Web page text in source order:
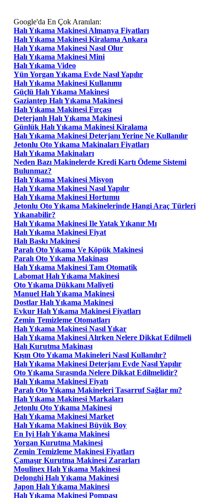
Google'da En Çok Aranılan:
Halı Yıkama Makinesi Almanya Fiyatları
Halı Yıkama Makinesi Kiralama Ankara
Halı Yıkama Makinesi Nasıl Olur
Halı Yıkama Makinesi Mini
Halı Yıkama Video
Yün Yorgan Yıkama Evde Nasıl Yapılır
Halı Yıkama Makinesi Kullanımı
Güçlü Halı Yıkama Makinesi
Gaziantep Halı Yıkama Makinesi
Halı Yıkama Makinesi Fırçası
Deterjanlı Halı Yıkama Makinesi
Günlük Halı Yıkama Makinesi Kiralama
Halı Yıkama Makinesi Deterjanı Yerine Ne Kullanılır
Jetonlu Oto Yıkama Makinaları Fiyatları
Halı Yıkama Makinaları
Neden Bazı Makinelerde Kredi Kartı Ödeme Sistemi
Bulunmaz?
Halı Yıkama Makinesi Misyon
Halı Yıkama Makinesi Nasıl Yapılır
Halı Yıkama Makinesi Hortumu
Jetonlu Oto Yıkama Makinelerinde Hangi Araç Türleri
Yıkanabilir?
Halı Yıkama Makinesi Ile Yatak Yıkanır Mı
Halı Yıkama Makinesi Fiyat
Halı Baskı Makinesi
Paralı Oto Yıkama Ve Köpük Makinesi
Paralı Oto Yıkama Makinası
Halı Yıkama Makinesi Tam Otomatik
Labomat Halı Yıkama Makinesi
Oto Yıkama Dükkanı Maliyeti
Manuel Halı Yıkama Makinesi
Dostlar Halı Yıkama Makinesi
Evkur Halı Yıkama Makinesi Fiyatları
Zemin Temizleme Otomatları
Halı Yıkama Makinesi Nasıl Yıkar
Halı Yıkama Makinesi Alırken Nelere Dikkat Edilmeli
Halı Kurutma Makinası
Kışın Oto Yıkama Makineleri Nasıl Kullanılır?
Halı Yıkama Makinesi Deterjanı Evde Nasıl Yapılır
Oto Yıkama Sırasında Nelere Dikkat Edilmelidir?
Halı Yıkama Makinesi Fiyatı
Paralı Oto Yıkama Makineleri Tasarruf Sağlar mı?
Halı Yıkama Makinesi Markaları
Jetonlu Oto Yıkama Makinesi
Halı Yıkama Makinesi Market
Halı Yıkama Makinesi Büyük Boy
En Iyi Halı Yıkama Makinesi
Yorgan Kurutma Makinesi
Zemin Temizleme Makinesi Fiyatları
Çamaşır Kurutma Makinesi Zararları
Moulinex Halı Yıkama Makinesi
Delonghi Halı Yıkama Makinesi
Japon Halı Yıkama Makinesi
Halı Yıkama Makinesi Pompası